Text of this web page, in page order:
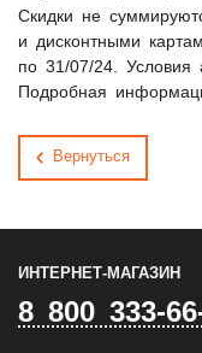
Скидки не
и дисконтными
по 31/07/24. Условия
Подробная
Вернуться
ИНТЕРНЕТ-МАГАЗИН
8 800 333-